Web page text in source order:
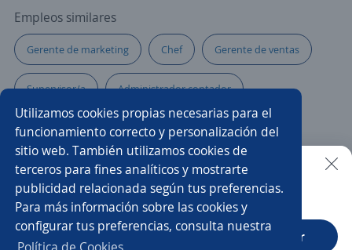
Utilizamos cookies propias necesarias para el
funcionamiento correcto y personalización del
sitio web. También utilizamos cookies de
terceros para fines analíticos y mostrarte
publicidad relacionada según tus preferencias.
Para más información sobre las cookies y
configurar tus preferencias, consulta nuestra
Empleos similares
Gerente de marketing Chef Gerente de ventas
Supervisor/a Administrador contador
Administrador/a Gerente Ejecutivo/a
Community manager Encargado/a de tienda
Gerente de recursos humanos Coordinador/a de ventas
Gerente de operaciones
Buscar es más fácil en la app
CT App Abrir